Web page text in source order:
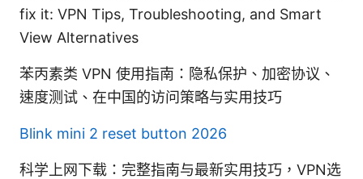
fix it: VPN Tips, Troubleshooting, and Smart
View Alternatives
苯丙素类 VPN 使用指南：隐私保护、加密协议、
速度测试、在中国的访问策略与实用技巧
Blink mini 2 reset button 2026
科学上网下载：完整指南与最新实用技巧，VPN选